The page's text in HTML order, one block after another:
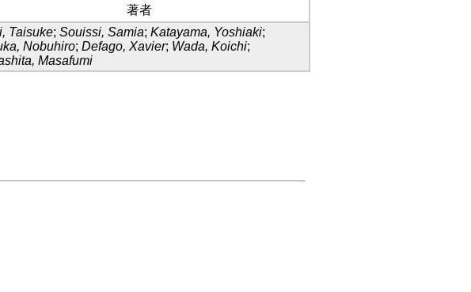
著者
Taisuke; Souissi, Samia; Katayama, Yoshiaki;
Nobuhiro; Defago, Xavier; Wada, Koichi;
Masafumi